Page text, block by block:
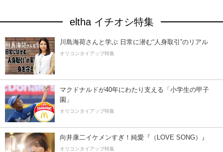
eltha イチオシ特集
川島海荷さんと学ぶ 日常に潜む“人身取引”のリアル
オリコンタイアップ特集
マクドナルドが40年にわたり支える「小学生の甲子
園」
オリコンタイアップ特集
向井康二イケメンすぎ！純愛『（LOVE SONG）』
オリコンタイアップ特集